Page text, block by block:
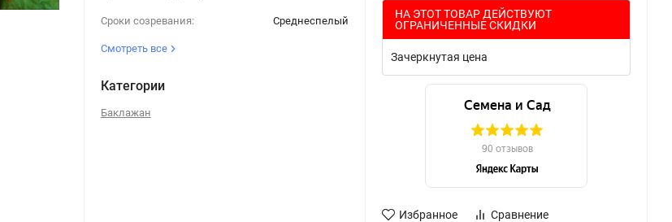
Сроки созревания: Среднеспелый
Смотреть все
Категории
Баклажан
НА ЭТОТ ТОВАР ДЕЙСТВУЮТ
ОГРАНИЧЕННЫЕ СКИДКИ
Зачеркнутая цена
Избранное Сравнение